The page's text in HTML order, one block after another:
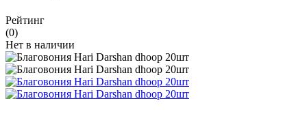
Рейтинг
(0)
Нет в наличии